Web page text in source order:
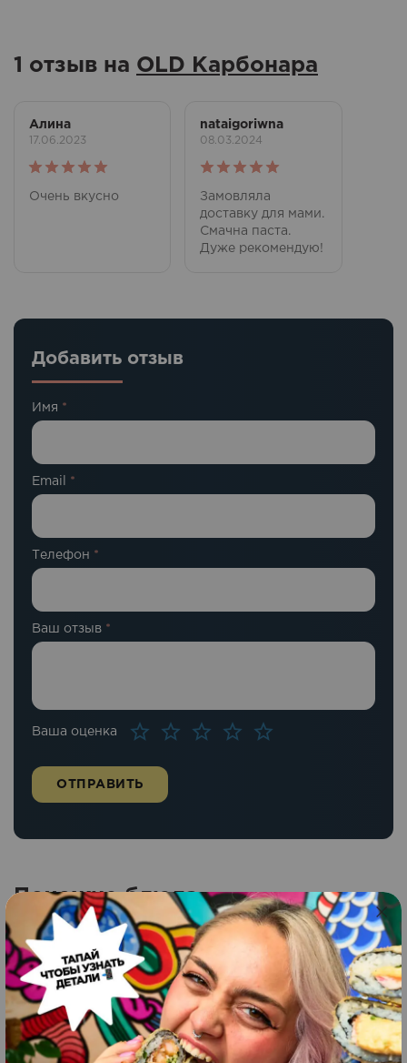
1 отзыв на OLD Карбонара
Алина
17.06.2023
Оценка5
Очень вкусно
nataigoriwna
08.03.2024
Оценка5
из 5
Замовляла
доставку для мами.
Смачна паста.
Дуже рекомендую!
Добавить отзыв
Имя *
Email *
Телефон *
Ваша оценка
Ваш отзыв *
Похожие блюда
Новинка
Стир фрай с курицей